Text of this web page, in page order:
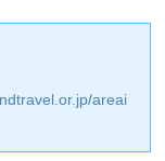
areai